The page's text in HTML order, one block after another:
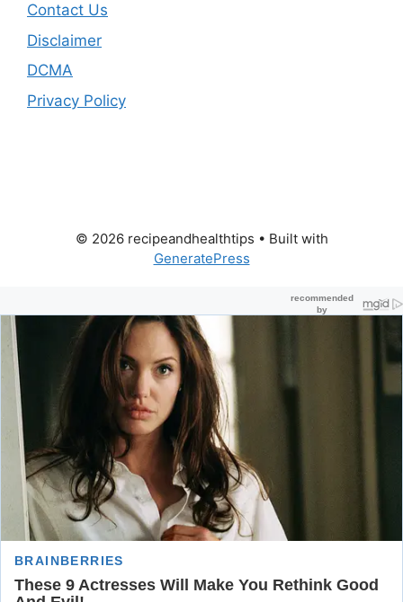
Contact Us
Disclaimer
DCMA
Privacy Policy
© 2026 recipeandhealthtips • Built with
GeneratePress